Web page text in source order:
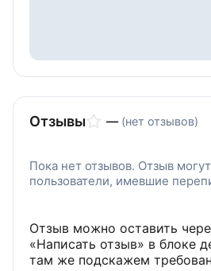
Отзывы — (нет отзывов)
Пока нет отзывов. Отзыв
пользователи, имевшие
Отзыв можно оставить
«Написать отзыв» в блоке
там же подскажем